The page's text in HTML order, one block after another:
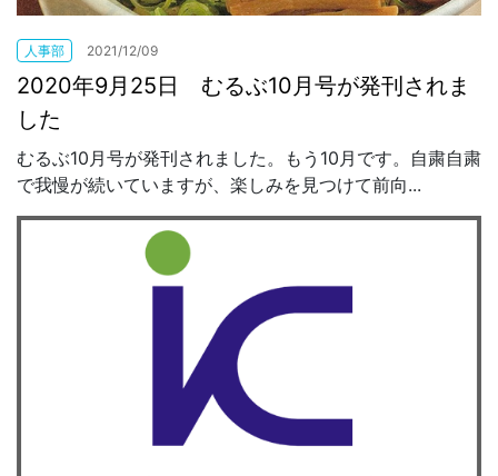
人事部 2021/12/09
2020年9月25日 むるぶ10月号が発刊されま
した
むるぶ10月号が発刊されました。もう10月です。自粛自粛
で我慢が続いていますが、楽しみを見つけて前向...